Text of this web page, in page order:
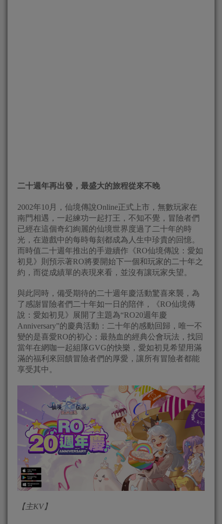
二十週年再出發，最盛大的旅程從來不晚
2002年10月，仙境傳說Online正式上市，無數玩家在
南門相遇，一起練功一起打王，不知不覺，冒險者們
已經在這個奇幻絢麗的仙境世界度過了二十年的時
光，在遊戲中的每時每刻都成為人生中珍貴的回憶。
而時值二十週年推出的手遊續作《RO仙境傳說：愛如
初見》則預示著RO將要開始下一個和玩家的二十年之
約，而從成績單的表現來看，並沒有讓玩家失望。
與此同時，備受期待的二十週年慶活動驚喜來襲，為
了感謝冒險者們二十年如一日的陪伴，《RO仙境傳
說：愛如初見》展開了主題為“RO20週年慶
Anniversary”的慶典活動：二十年的感動回歸，唯一不
變的是喜愛RO的初心；最熱血的經典公會玩法，找回
當年在網咖一起組隊GVG的快樂，愛如初見希望用滿
滿的福利來回饋冒險者們的厚愛，讓所有冒險者都能
享受其中。
【主KV】